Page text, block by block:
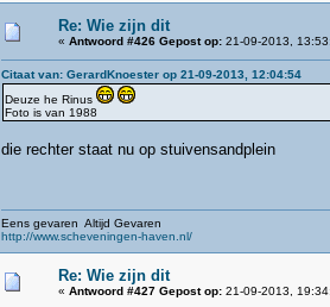
Re: Wie zijn dit
« Antwoord #426 Gepost op: 21-09-2013,
Citaat van: GerardKnoester op 21-09-2013, 12:04:54
Deuze he Rinus
Foto is van 1988
die rechter staat nu op stuivensandplein
Eens gevaren Altijd Gevaren
http://www.scheveningen-haven.nl/
Re: Wie zijn dit
« Antwoord #427 Gepost op: 21-09-2013,